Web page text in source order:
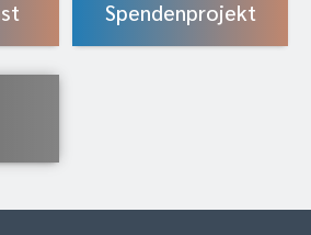
Spendenprojekt